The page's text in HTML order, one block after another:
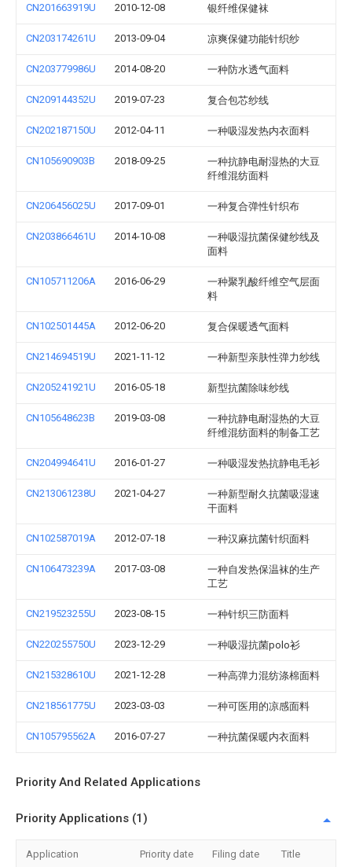
CN201663919U 2010-12-08 银纤维保健袜
CN203174261U 2013-09-04 凉爽保健功能针织纱
CN203779986U 2014-08-20 一种防水透气面料
CN209144352U 2019-07-23 复合包芯纱线
CN202187150U 2012-04-11 一种吸湿发热内衣面料
CN105690903B 2018-09-25
一种抗静电耐湿热的大豆
纤维混纺面料
CN206456025U 2017-09-01 一种复合弹性针织布
CN203866461U 2014-10-08
一种吸湿抗菌保健纱线及
面料
CN105711206A 2016-06-29
一种聚乳酸纤维空气层面
料
CN102501445A 2012-06-20 复合保暖透气面料
CN214694519U 2021-11-12 一种新型亲肤性弹力纱线
CN205241921U 2016-05-18 新型抗菌除味纱线
CN105648623B 2019-03-08
一种抗静电耐湿热的大豆
纤维混纺面料的制备工艺
CN204994641U 2016-01-27 一种吸湿发热抗静电毛衫
CN213061238U 2021-04-27
一种新型耐久抗菌吸湿速
干面料
CN102587019A 2012-07-18 一种汉麻抗菌针织面料
CN106473239A 2017-03-08
一种自发热保温袜的生产
工艺
CN219523255U 2023-08-15 一种针织三防面料
CN220255750U 2023-12-29 一种吸湿抗菌polo衫
CN215328610U 2021-12-28 一种高弹力混纺涤棉面料
CN218561775U 2023-03-03 一种可医用的凉感面料
CN105795562A 2016-07-27 一种抗菌保暖内衣面料
Priority And Related Applications
Priority Applications (1)
Application Priority date Filing date Title